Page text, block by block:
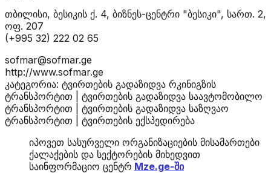
თბილისი, ბესიკის ქ. 4, ბიზნეს-ცენტრი "ბესიკი", სართ. 2,
ოფ. 207
(+995 32) 222 02 65
sofmar@sofmar.ge
http://www.sofmar.ge
კატეგორია: ტვირთების გადაზიდვა რკინიგზის
ტრანსპორტით | ტვირთების გადაზიდვა საავტომობილო
ტრანსპორტით | ტვირთების გადაზიდვა საზღვაო
ტრანსპორტით | ტვირთების ექსპედირება
იპოვეთ სასურველი ორგანიზაციების მისამართები
ქალაქების და სექტორების მიხედვით
საინფორმაციო ცენტრ Mze.ge-ში